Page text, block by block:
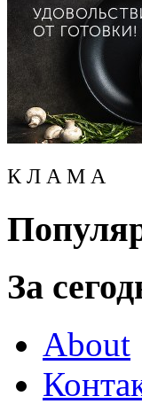
К Л А М А
За
About